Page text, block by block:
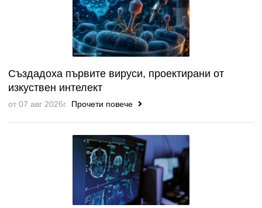
Създадоха първите вируси, проектирани от
изкуствен интелект
от 07 авг 2026г. Прочети повече